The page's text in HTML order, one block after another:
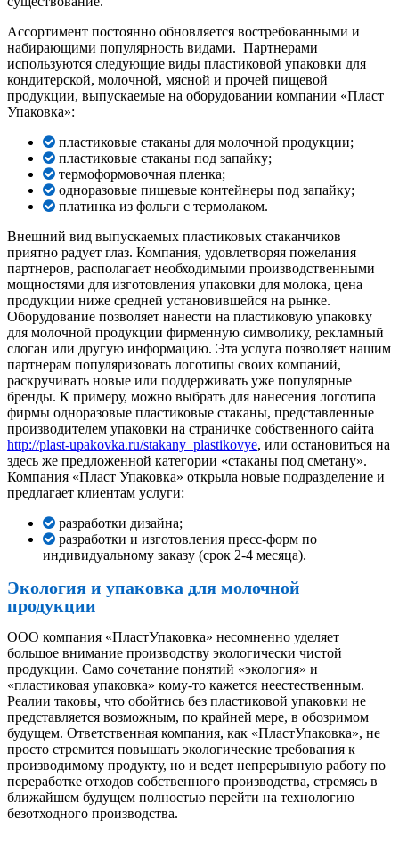
Ассортимент постоянно обновляется востребованными и
набирающими популярность видами. Партнерами
используются следующие виды пластиковой упаковки для
кондитерской, молочной, мясной и прочей пищевой
продукции, выпускаемые на оборудовании компании «Пласт
Упаковка»:
пластиковые стаканы для молочной продукции;
пластиковые стаканы под запайку;
термоформовочная пленка;
одноразовые пищевые контейнеры под запайку;
платинка из фольги с термолаком.
Внешний вид выпускаемых пластиковых стаканчиков
приятно радует глаз. Компания, удовлетворяя пожелания
партнеров, располагает необходимыми производственными
мощностями для изготовления упаковки для молока, цена
продукции ниже средней установившейся на рынке.
Оборудование позволяет нанести на пластиковую упаковку
для молочной продукции фирменную символику, рекламный
слоган или другую информацию. Эта услуга позволяет нашим
партнерам популяризовать логотипы своих компаний,
раскручивать новые или поддерживать уже популярные
бренды. К примеру, можно выбрать для нанесения логотипа
фирмы одноразовые пластиковые стаканы, представленные
производителем упаковки на страничке собственного сайта
http://plast-upakovka.ru/stakany_plastikovye, или остановиться на
здесь же предложенной категории «стаканы под сметану».
Компания «Пласт Упаковка» открыла новые подразделение и
предлагает клиентам услуги:
разработки дизайна;
разработки и изготовления пресс-форм по
индивидуальному заказу (срок 2-4 месяца).
Экология и упаковка для молочной
продукции
ООО компания «ПластУпаковка» несомненно уделяет
большое внимание производству экологически чистой
продукции. Само сочетание понятий «экология» и
«пластиковая упаковка» кому-то кажется неестественным.
Реалии таковы, что обойтись без пластиковой упаковки не
представляется возможным, по крайней мере, в обозримом
будущем. Ответственная компания, как «ПластУпаковка», не
просто стремится повышать экологические требования к
производимому продукту, но и ведет непрерывную работу по
переработке отходов собственного производства, стремясь в
ближайшем будущем полностью перейти на технологию
безотходного производства.